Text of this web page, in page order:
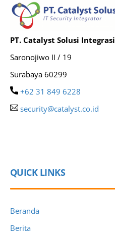
PT. Catalyst Solusi Integrasi
Saronojiwo II / 19
Surabaya 60299
+62 31 849 6228
security@catalyst.co.id
QUICK LINKS
Beranda
Berita